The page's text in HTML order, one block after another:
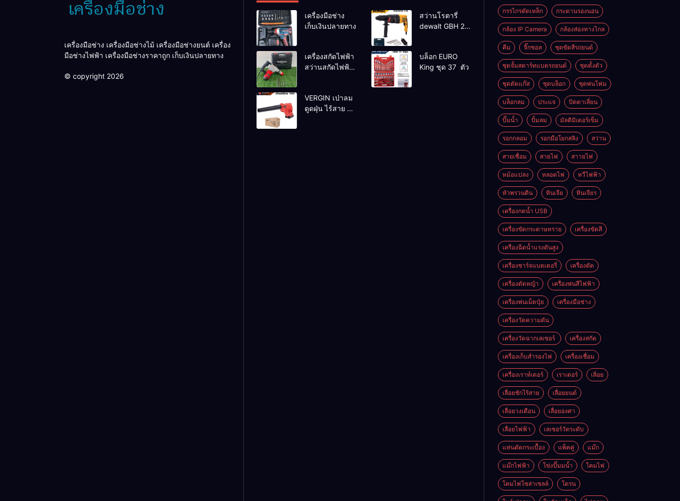
เครื่องมือช่าง เครื่องมือช่างไม้ เครื่องมือช่างยนต์ เครื่อง
มือช่างไฟฟ้า เครื่องมือช่างราคาถูก เก็บเงินปลายทาง
© copyright 2026
เครื่องมือช่าง
เก็บเงินปลายทาง
สว่านโรตารี่
dewalt GBH 2-
ทองแดงแท้
100%
เครื่องสกัดไฟฟ้า
สว่านสกัดไฟฟ้า
MAKTEC รุ่น MT2926A
บล็อก EURO
King ชุด 37 ตัว
VERGIN เป่าลม
ดูดฝุ่น ไร้สาย รุ่น
กรรไกรตัดเหล็ก กระดานรองนอน
กล้อง IP Camera กล้องส่องทางไกล
คีม จิ๊กซอล ชุดขัดสีรถยนต์​
ชุดจั้มสตาร์ทแบตรถยนต์ ชุดตั้งตัว
ชุดตัดแก๊ส ชุดบล็อก ชุดพ่นโฟม
บล็อกลม ประแจ ปัตตาเลี่ยน
ปั๊มน้ำ ปั้มลม มัลติมิเตอร์เข็ม
รอกกลอม รอกมือโยกสลิง สว่าน
สายเชื่อม สายไฟ สาายไฟ
หม้อแปลง หลอดไฟ หวีไฟฟ้า
หัวพรวนดิน หินเจีย หินเจียร
เครื่องกดน้ำ USB
เครื่องขัดกระดาษทราย เครื่องขัดสี
เครื่องฉีดน้ำแรงดันสูง
เครื่องชาร์จแบตเตอรี่ เครื่องตัด
เครื่องตัดหญ้า เครื่องพ่นสีไฟฟ้า
เครื่องพ่นเม็ดปุ๋ย เครื่องมือช่าง
เครื่องวัดความดัน
เครื่องวัดฉากเลเซอร์ เครื่องสกัด
เครื่องเก็บสํารองไฟ เครื่องเชื่อม
เครื่องเราท์เตอร์ เราเตอร์ เลิ่อย
เลื่อยชักไร้สาย เลื่อยยนต์
เลื่อยวงเดือน เลื่อยองศา
เลื่อยไฟฟ้า เลเซอร์วัดระดับ
แท่นตัดกระเบื้อง แพ็คคู่ แม๊ก
แม๊กไฟฟ้า โข่งปั๊มมน้ำ โคมไฟ
โคมไฟโซล่าเซลล์ โดรน